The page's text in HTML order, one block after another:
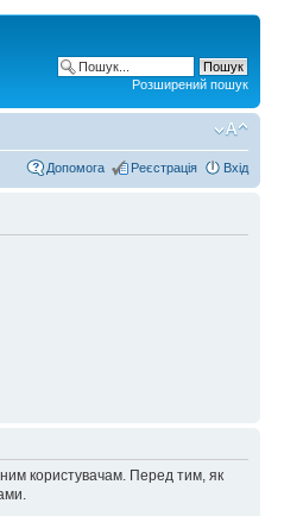
Розширений пошук
Допомога Реєстрація Вхід
користувачам. Перед тим, як